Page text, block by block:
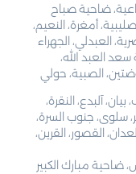
ضاحية صباح
أمغرة، النعيم،
العبدلي، الجهراء
العبد الله،
الصبية، حولي
آلبدع، النقرة،
سلوى، جنوب السرة،
القصور، القرين،
ضاحية مبارك الكبير